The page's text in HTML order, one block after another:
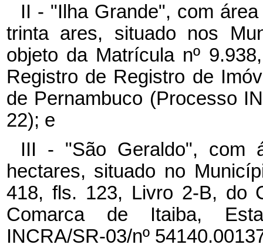
II - "Ilha Grande", com
trinta ares, situado nos
objeto da Matrícula nº
Registro de Registro de
de Pernambuco (Processo
22); e
III - "São Geraldo", com
hectares, situado no
418, fls. 123, Livro 2-B, do
Comarca de Itaiba,
INCRA/SR-03/nº